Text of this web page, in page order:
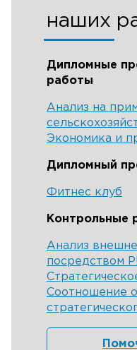
наших
Дипломные
работы
Анализ на
Экономика и
Дипломный
Фитнес клуб
Контрольные
Анализ
посредством
Соотношение